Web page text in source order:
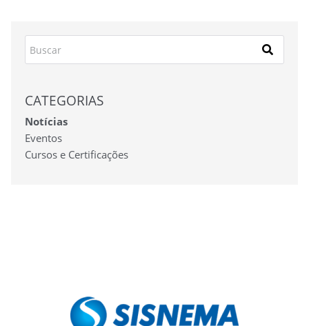
CATEGORIAS
Notícias
Eventos
Cursos e Certificações